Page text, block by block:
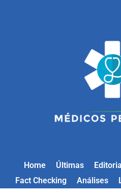
Home Últimas
Fact Checking
Análises